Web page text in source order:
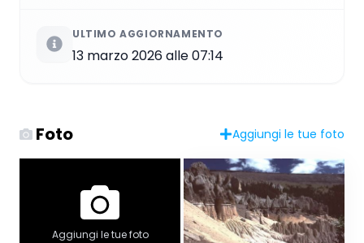
ULTIMO AGGIORNAMENTO
13 marzo 2026 alle 07:14
Foto Aggiungi le tue foto
Aggiungi le tue foto